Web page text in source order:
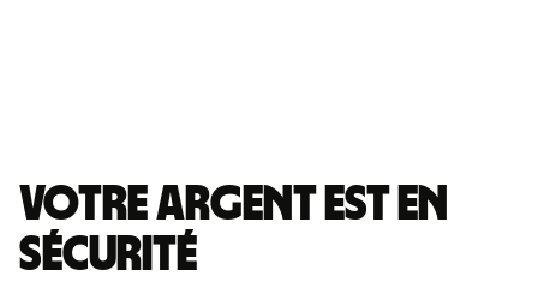
Votre argent est en
sécurité